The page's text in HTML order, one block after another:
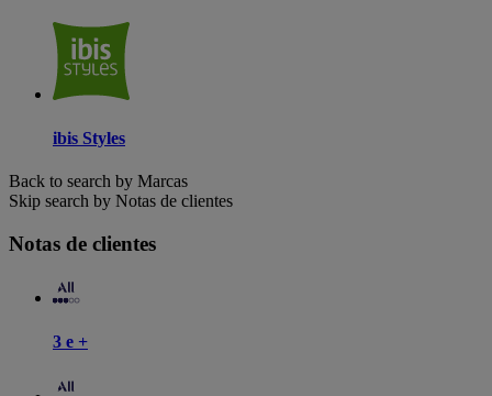
ibis Styles
Back to search by Marcas
Skip search by Notas de clientes
Notas de clientes
3 e +